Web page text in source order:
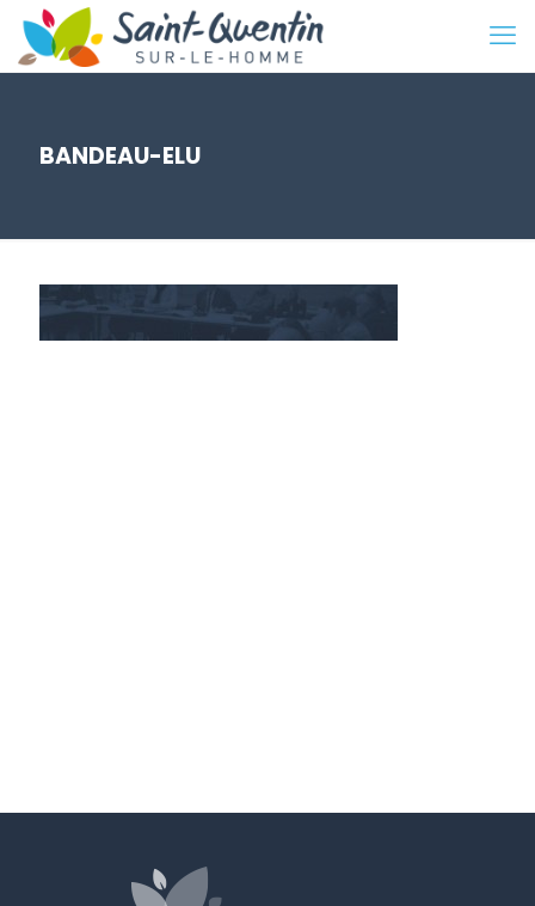
BANDEAU-ELU